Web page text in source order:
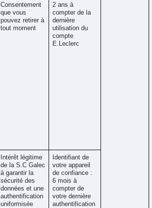
Consentement
que vous
pouvez retirer à
tout moment
2 ans à
compter de la
dernière
utilisation du
compte
E.Leclerc
Intérêt légitime
de la S.C Galec
à garantir la
sécurité des
données et une
authentification
uniformisée
Identifiant de
votre appareil
de confiance :
6 mois à
compter de
votre dernière
authentification